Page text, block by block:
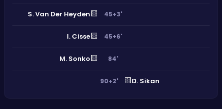
S. Van Der Heyden🟨 45+3'
I. Cisse🟨 45+6'
M. Sonko🟨 84'
90+2' 🟨D. Sikan